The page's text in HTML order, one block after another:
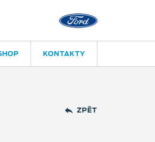
Olomouc – Hodolany
KONTAKTY
ZPĚT